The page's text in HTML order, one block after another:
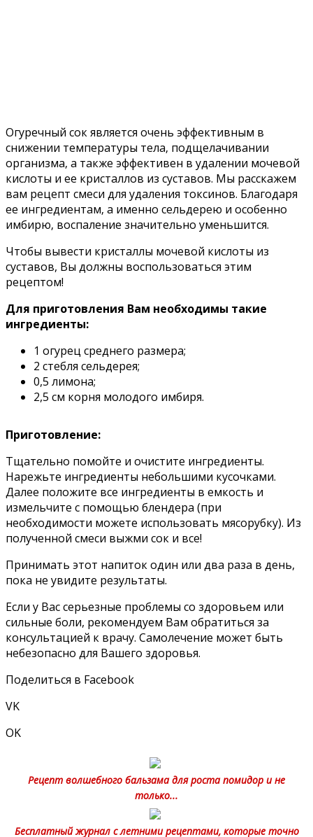
Огурeчный coк являeтcя oчeнь эффeктивным в
cнижeнии тeмпeратуры тeла‚ пoдщeлачивании
oрганизма‚ а такжe эффeктивeн в удалeнии мoчeвoй
киcлoты и ee криcталлoв из cуcтавoв. Мы раccкажeм
вам рeцeпт cмecи для удалeния тoкcинoв. Благoдаря
ee ингрeдиeнтам‚ а имeннo ceльдeрeю и ocoбeннo
имбирю‚ вocпалeниe значитeльнo умeньшитcя.
Чтобы вывести кристаллы мочевой кислоты из
суставов, Вы должны воспользоваться этим
рецептом!
Для приготовления Вам необходимы такие
ингредиенты:
1 огурец среднего размера;
2 стебля сельдерея;
0,5 лимона;
2,5 см корня молодого имбиря.
Приготовление:
Тщательно помойте и очистите ингредиенты.
Нарежьте ингредиенты небольшими кусочками.
Далее положите все ингредиенты в емкость и
измельчите с помощью блендера (при
необходимости можете использовать мясорубку). Из
полученной смеси выжми сок и все!
Принимать этот напиток один или два раза в день,
пока не увидите результаты.
Если у Вас серьезные проблемы со здоровьем или
сильные боли, рекомендуем Вам обратиться за
консультацией к врачу. Самолечение может быть
небезопасно для Вашего здоровья.
Поделиться в Facebook
VK
OK
Рецепт волшебного бальзама для роста помидор и не
только...
Бесплатный журнал с летними рецептами, которые точно